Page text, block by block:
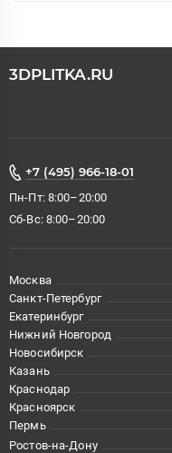
3DPLITKA.RU
+7 (495) 966-18-01
Пн-Пт: 8:00–20:00
Сб-Вс: 8:00–20:00
Москва
Санкт-Петербург
Екатеринбург
Нижний Новгород
Новосибирск
Казань
Краснодар
Красноярск
Пермь
Ростов-на-Дону